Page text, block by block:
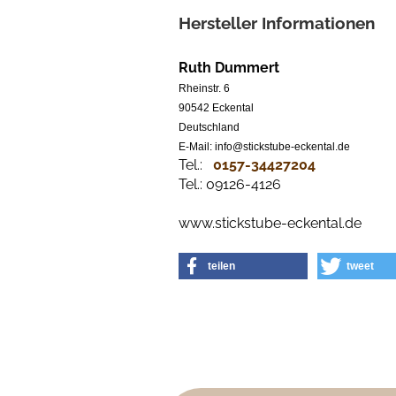
Hersteller Informationen
Ruth Dummert
Rheinstr. 6
90542 Eckental
Deutschland
E-Mail: info@stickstube-eckental.de
Tel.: 0157-34427204​
Tel.: 09126-4126
www.stickstube-eckental.de
teilen tweet